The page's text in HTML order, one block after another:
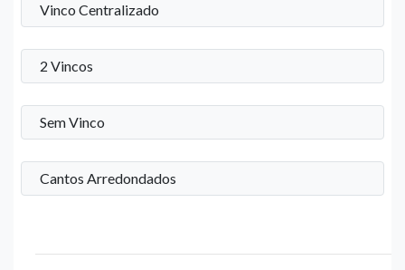
Vinco Centralizado
2 Vincos
Sem Vinco
Cantos Arredondados